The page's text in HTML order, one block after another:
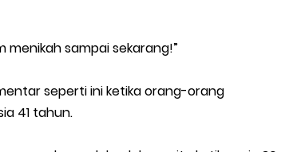
menikah sampai sekarang!”
seperti ini ketika orang-orang
41 tahun.